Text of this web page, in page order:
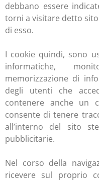
debbano essere
torni a visitare detto sito
di esso.
I cookie quindi, sono
informatiche,
memorizzazione di
degli utenti che
contenere anche un
consente di tenere
all’interno del sito
pubblicitarie.
Nel corso della
ricevere sul proprio